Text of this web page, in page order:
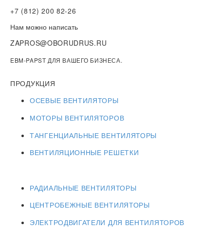
+7 (812) 200 82-26
Нам можно написать
ZAPROS@OBORUDRUS.RU
EBM-PAPST ДЛЯ ВАШЕГО БИЗНЕСА.
ПРОДУКЦИЯ
ОСЕВЫЕ ВЕНТИЛЯТОРЫ
МОТОРЫ ВЕНТИЛЯТОРОВ
ТАНГЕНЦИАЛЬНЫЕ ВЕНТИЛЯТОРЫ
ВЕНТИЛЯЦИОННЫЕ РЕШЕТКИ
РАДИАЛЬНЫЕ ВЕНТИЛЯТОРЫ
ЦЕНТРОБЕЖНЫЕ ВЕНТИЛЯТОРЫ
ЭЛЕКТРОДВИГАТЕЛИ ДЛЯ ВЕНТИЛЯТОРОВ